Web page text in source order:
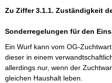
Zu Ziffer 3.1.1. Zuständigkeit
Sonderregelungen für den
Ein Wurf kann vom OG-
dieser in einem
allerdings nur, wenn der
gleichen Haushalt leben.